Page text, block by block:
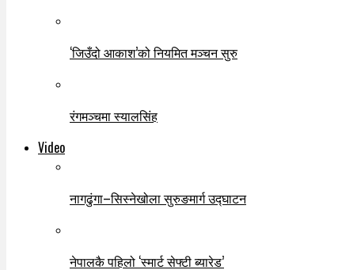
‘जिउँदो आकाश’को नियमित मञ्चन सुरु
रंगमञ्चमा स्यालसिंह
Video
नागढुंगा–सिस्नेखोला सुरुङमार्ग उद्घाटन
नेपालकै पहिलो ‘स्मार्ट सेफ्टी ब्यारेड’